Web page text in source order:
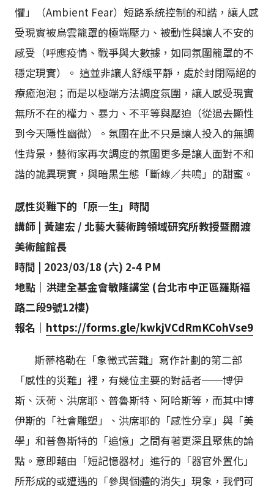
懼」（Ambient Fear）短路系統控制的和諧，讓人感
受現實被烏雲籠罩的極端壓力、被動性與讓人不安的
感受（呼應疫情、戰爭與大數據，如同氛圍籠罩的不
穩定現實）。 這並非讓人舒緩平靜，處於封閉隔絕的
療癒泡泡；而是以極端方法調度氛圍，讓人感受現實
無所不在的權力、暴力、不平等與壓迫（從過去顯性
到今天隱性幽微）。氛圍在此不只是讓人投入的無調
性背景，藝術家再次調度的氛圍更多是讓人面對不和
諧的詭異現實，與暗黑生態「斷線／共鳴」的甜蜜。
感性災難下的「原─生」時間
講師 | 黃建宏 / 北藝大藝術跨領域研究所教授暨關渡
美術館館長
時間 | 2023/03/18 (六) 2-4 PM
地點｜洪建全基金會敏隆講堂 (台北市中正區羅斯福
路二段9號12樓)
報名｜ https://forms.gle/kwkjVCdRmKCohVse9
斯蒂格勒在「象徵式苦難」寫作計劃的第二部
「感性的災難」裡，有幾位主要的對話者──博伊
斯、沃荷、洪席耶、普魯斯特、阿哈斯等，而其中博
伊斯的「社會雕塑」、洪席耶的「感性分享」與「美
學」和普魯斯特的「追憶」之間有著更深且聚焦的論
點。意即藉由「短記憶器材」進行的「器官外置化」
所形成的或遭遇的「參與個體的消失」現象，我們可